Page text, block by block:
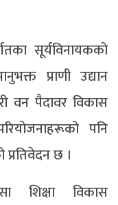
सूर्यविनायकको
प्राणी उद्यान
वन पैदावर विकास
पनि
प्रतिवेदन छ ।
शिक्षा विकास